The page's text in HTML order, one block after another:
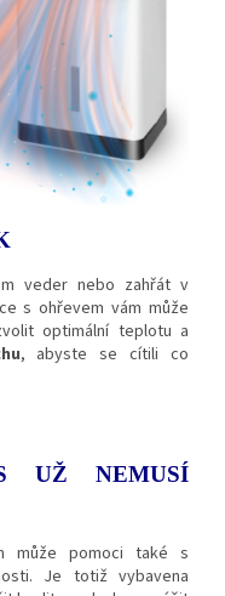
veder nebo zahřát v
s ohřevem vám může
optimální teplotu a
, abyste se cítili co
UŽ NEMUSÍ
může pomoci také s
Je totiž vybavena